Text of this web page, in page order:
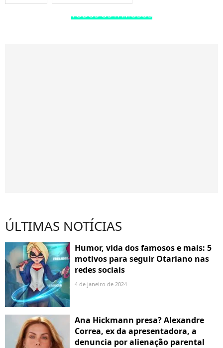
TODOS OS FAMOSOS
ÚLTIMAS NOTÍCIAS
Humor, vida dos famosos e mais: 5
motivos para seguir Otariano nas
redes sociais
4 de janeiro de 2024
Ana Hickmann presa? Alexandre
Correa, ex da apresentadora, a
denuncia por alienação parental